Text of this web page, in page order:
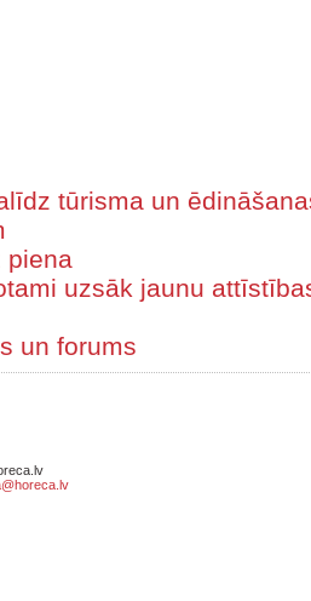
tūrisma un
piena
uzsāk jaunu
un forums